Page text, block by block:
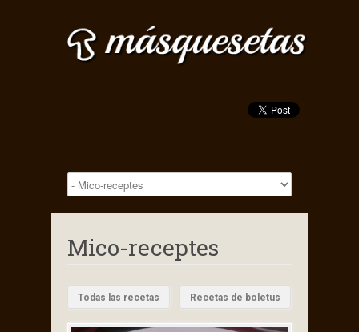
Mico-receptes
Todas las recetas Recetas de boletus